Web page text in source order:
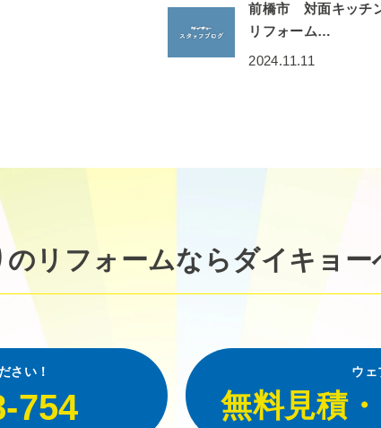
前橋市 対面キッチ
リフォーム…
2024.11.11
のリフォームならダイキョー
さい！
754
ウェ
無料見積